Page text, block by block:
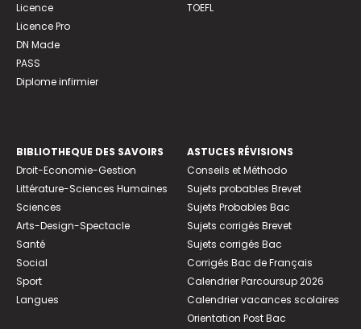
Licence
Licence Pro
DN Made
PASS
Diplome infirmier
TOEFL
BIBLIOTHEQUE DES SAVOIRS
Droit-Economie-Gestion
Littérature-Sciences Humaines
Sciences
Arts-Design-Spectacle
Santé
Social
Sport
Langues
ASTUCES RÉVISIONS
Conseils et Méthodo
Sujets probables Brevet
Sujets Probables Bac
Sujets corrigés Brevet
Sujets corrigés Bac
Corrigés Bac de Français
Calendrier Parcoursup 2026
Calendrier vacances scolaires
Orientation Post Bac